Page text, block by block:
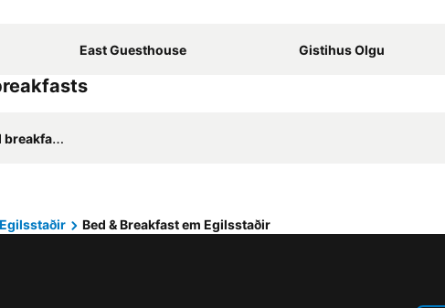
East Guesthouse Gistihus Olgu
Egilsstaðir Bed & Breakfast em Egilsstaðir